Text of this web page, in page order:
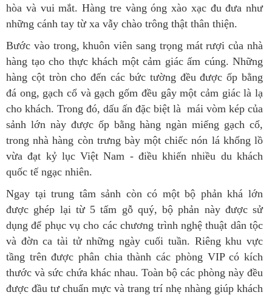
hòa và vui mắt. Hàng tre vàng óng xào xạc đu đưa như
những cánh tay từ xa vẫy chào trông thật thân thiện.
Bước vào trong, khuôn viên sang trọng mát rượi của nhà
hàng tạo cho thực khách một cảm giác ấm cúng. Những
hàng cột tròn cho đến các bức tường đều được ốp bằng
đá ong, gạch cổ và gạch gốm đều gây một cảm giác là lạ
cho khách. Trong đó, dấu ấn đặc biệt là mái vòm kép của
sảnh lớn này được ốp bằng hàng ngàn miếng gạch cổ,
trong nhà hàng còn trưng bày một chiếc nón lá khổng lồ
vừa đạt kỷ lục Việt Nam - điều khiến nhiều du khách
quốc tế ngạc nhiên.
Ngay tại trung tâm sảnh còn có một bộ phản khá lớn
được ghép lại từ 5 tấm gỗ quý, bộ phản này được sử
dụng để phục vụ cho các chương trình nghệ thuật dân tộc
và đờn ca tài tử những ngày cuối tuần. Riêng khu vực
tầng trên được phân chia thành các phòng VIP có kích
thước và sức chứa khác nhau. Toàn bộ các phòng này đều
được đầu tư chuẩn mực và trang trí nhẹ nhàng giúp khách